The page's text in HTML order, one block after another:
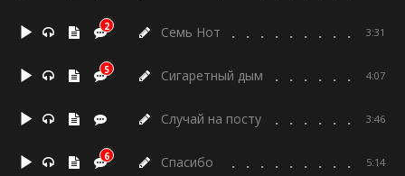
2 Семь Нот 3:31
5 Сигаретный дым 4:07
Случай на посту 3:46
6 Спасибо 5:14